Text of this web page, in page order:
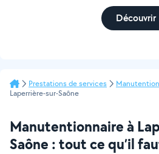
Découvrir
Prestations de services
Laperrière-sur-Saône
Manutentionnaire à
Saône : tout ce qu’il